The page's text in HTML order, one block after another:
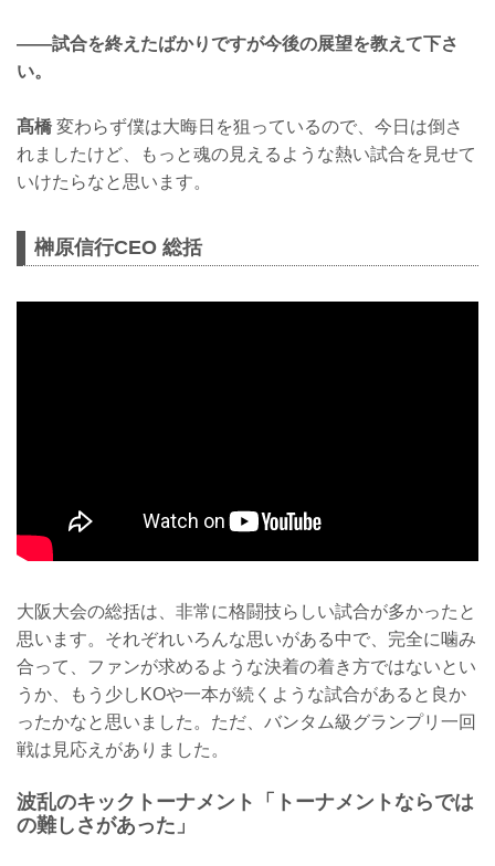
——試合を終えたばかりですが今後の展望を教えて下さ
い。
髙橋 変わらず僕は大晦日を狙っているので、今日は倒さ
れましたけど、もっと魂の見えるような熱い試合を見せて
いけたらなと思います。
榊原信行CEO 総括
大阪大会の総括は、非常に格闘技らしい試合が多かったと
思います。それぞれいろんな思いがある中で、完全に噛み
合って、ファンが求めるような決着の着き方ではないとい
うか、もう少しKOや一本が続くような試合があると良か
ったかなと思いました。ただ、バンタム級グランプリ一回
戦は見応えがありました。
波乱のキックトーナメント「トーナメントならでは
の難しさがあった」